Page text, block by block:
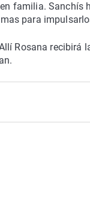
familia. Sanchís
para
Rosana recibirá